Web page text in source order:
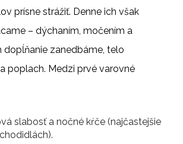
prísne strážiť. Denne ich však
– dýchaním, močením a
dopĺňanie zanedbáme, telo
poplach. Medzi prvé varovné
slabosť a nočné kŕče (najčastejšie